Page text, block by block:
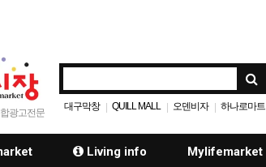
광고전문
대구막창 | QUILL MALL | 오덴비자 | 하나로마트
Living info Mylifemarket